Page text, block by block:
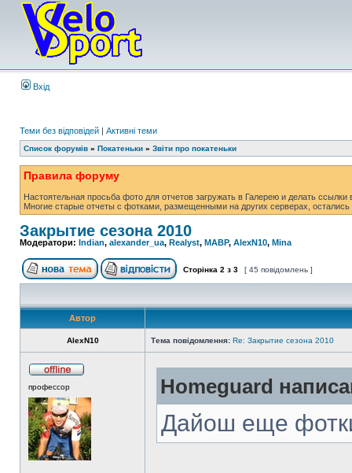
Вхід
Теми без відповідей | Активні теми
Список форумів » Покатеньки » Звіти про покатеньки
Правила форуму
Настоятельная просьба фото для отчетов загружать в Галерею и делать ссылки
Многие старые отчеты с фотками, размещенными на других серверах, остались
Закрытие сезона 2010
Модератори: Indian, alexander_ua, Realyst, MABP, AlexN10, Mina
Сторінка 2 з 3 [ 45 повідомлень ]
Автор
AlexN10 Тема повідомлення: Re: Закрытие сезона 2010
профессор Homeguard
Дайош еще